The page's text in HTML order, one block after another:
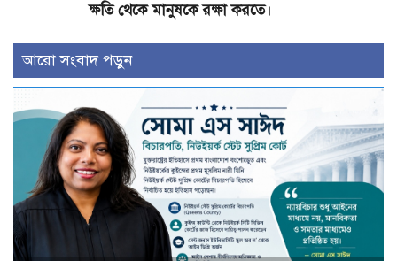
ক্ষতি থেকে মানুষকে রক্ষা করতে।
আরো সংবাদ পড়ুন